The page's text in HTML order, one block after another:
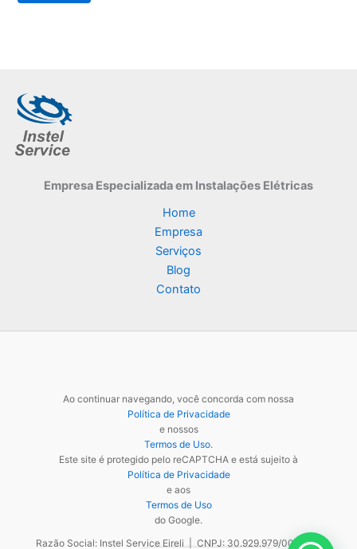
Empresa Especializadaem Instalações Elétricas
Home
Empresa
Serviços
Blog
Contato
Ao continuar navegando, você concorda com nossa
Política de Privacidade
e nossos
Termos de Uso.
Este site é protegido pelo reCAPTCHA e está sujeito à
Política de Privacidade
e aos
Termos de Uso
do Google.
Razão Social: Instel Service Eireli | CNPJ: 30.929.979/0001-48